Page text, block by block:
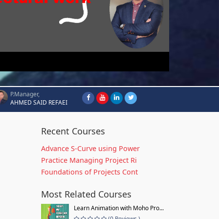
P.Manager,
AHMED SAID REFAEI
Recent Courses
Advance S-Curve using Power
Practice Managing Project Ri
Foundations of Projects Cont
Most Related Courses
Learn Animation with Moho Pro...